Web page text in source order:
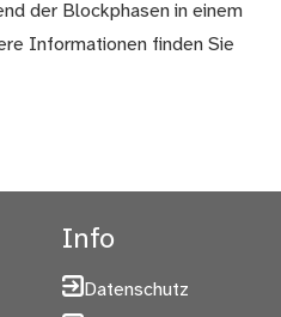
der Blockphasen in einem
Informationen finden Sie
Info
Datenschutz